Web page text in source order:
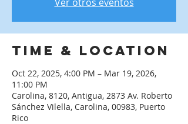
Time & Location
Oct 22, 2025, 4:00 PM – Mar 19, 2026,
11:00 PM
Carolina, 8120, Antigua, 2873 Av. Roberto
Sánchez Vilella, Carolina, 00983, Puerto
Rico